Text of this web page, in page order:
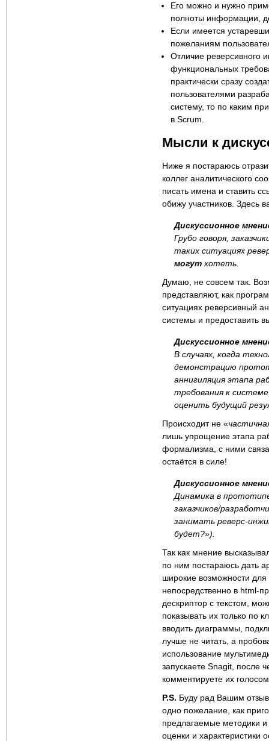
Его можно и нужно
полноты информации,
Если имеется
пожеланиям
Отличие реверсивного
функциональных
практически сразу
пользователями
систему, то по каким
в Scrum.
Мысли к
Ниже я постараюсь
коллег аналитического
писать имена и ставить
обижу участников. Здесь
Дискуссионное
Грубо говоря,
таких ситуациях
могут хотеть.
Думаю, не совсем так.
представляют, как
ситуациях реверсивный
системы и предоставить
Дискуссионное
В случаях, когда
демонстрацию
аннигиляция этапа
требования к
оценить будущий
Происходит не «
лишь упрощение этапа
формализма, с ними
остаётся в силе!
Дискуссионное
Динамика в
заказчиков/
занимать реверс-
будет?»).
Так как мнение
по ним постараюсь дать
широкие возможности для
непосредственно в html-
дескриптор с текстом,
показывать их только по
вводить диаграммы,
лучше не читать, а
использование
запускаете Snagit, после
комментируете их
P.S. Буду рад Вашим
одно пожелание, как
предлагаемые методики
оценки и характеристики